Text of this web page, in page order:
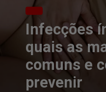
Infecções
quais as
comuns e
prevenir